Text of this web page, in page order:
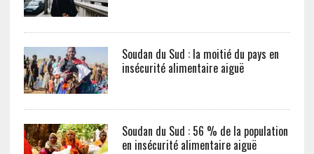
Soudan du Sud : la moitié du pays en
insécurité alimentaire aiguë
Soudan du Sud : 56 % de la population
en insécurité alimentaire aiguë